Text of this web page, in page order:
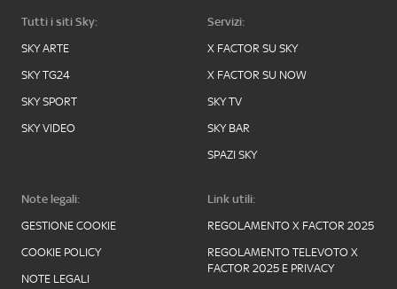
Tutti i siti Sky:
SKY ARTE
SKY TG24
SKY SPORT
SKY VIDEO
Servizi:
X FACTOR SU SKY
X FACTOR SU NOW
SKY TV
SKY BAR
SPAZI SKY
Note legali:
GESTIONE COOKIE
COOKIE POLICY
NOTE LEGALI
Link utili:
REGOLAMENTO X FACTOR 2025
REGOLAMENTO TELEVOTO X
FACTOR 2025 E PRIVACY